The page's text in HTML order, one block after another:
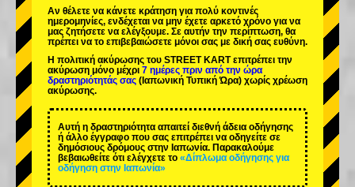
Αν θέλετε να κάνετε κράτηση για πολύ κοντινές
ημερομηνίες, ενδέχεται να μην έχετε αρκετό χρόνο για να
μας ζητήσετε να ελέγξουμε. Σε αυτήν την περίπτωση, θα
πρέπει να το επιβεβαιώσετε μόνοι σας με δική σας ευθύνη.
Η πολιτική ακύρωσης του STREET KART επιτρέπει την
ακύρωση μόνο μέχρι 7 ημέρες πριν από την ώρα
δραστηριότητάς σας (Ιαπωνική Τυπική Ώρα) χωρίς χρέωση
ακύρωσης.
Αυτή η δραστηριότητα απαιτεί διεθνή άδεια οδήγησης
ή άλλο έγγραφο που σας επιτρέπει να οδηγείτε σε
δημόσιους δρόμους στην Ιαπωνία. Παρακαλούμε
βεβαιωθείτε ότι ελέγχετε το «Δίπλωμα οδήγησης για
οδήγηση στην Ιαπωνία»